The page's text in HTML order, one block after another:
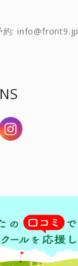
約: info@front9.jp